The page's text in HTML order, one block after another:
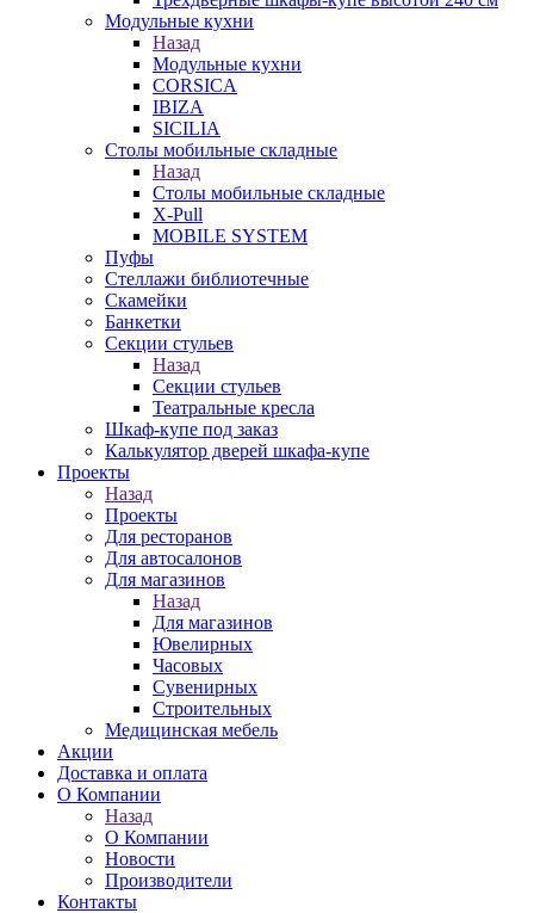
Модульные кухни
Назад
Модульные кухни
CORSICA
IBIZA
SICILIA
Столы мобильные складные
Назад
Столы мобильные складные
X-Pull
MOBILE SYSTEM
Пуфы
Стеллажи библиотечные
Скамейки
Банкетки
Секции стульев
Назад
Секции стульев
Театральные кресла
Шкаф-купе под заказ
Калькулятор дверей шкафа-купе
Проекты
Назад
Проекты
Для ресторанов
Для автосалонов
Для магазинов
Назад
Для магазинов
Ювелирных
Часовых
Сувенирных
Строительных
Медицинская мебель
Акции
Доставка и оплата
О Компании
Назад
О Компании
Новости
Производители
Контакты